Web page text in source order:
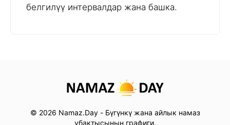
белгилүү интервалдар жана башка.
© 2026 Namaz.Day - Бүгүнкү жана айлык намаз
убактысынын графиги.